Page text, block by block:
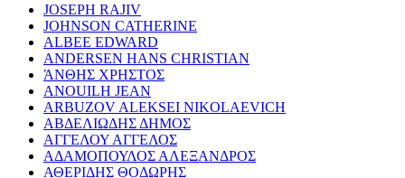
JOSEPH RAJIV
JOHNSON CATHERINE
ALBEE EDWARD
ANDERSEN HANS CHRISTIAN
ΆΝΘΗΣ ΧΡΗΣΤΟΣ
ANOUILH JEAN
ARBUZOV ALEKSEI NIKOLAEVICH
ΑΒΔΕΛΙΩΔΗΣ ΔΗΜΟΣ
ΑΓΓΕΛΟΥ ΑΓΓΕΛΟΣ
ΑΔΑΜΟΠΟΥΛΟΣ ΑΛΕΞΑΝΔΡΟΣ
ΑΘΕΡΙΔΗΣ ΘΟΔΩΡΗΣ